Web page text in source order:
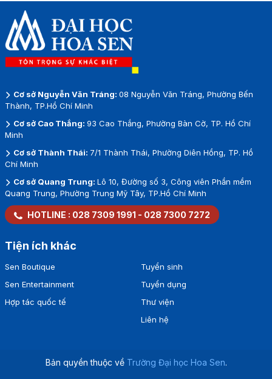
Cơ sở Nguyễn Văn Tráng: 08 Nguyễn Văn Tráng, Phường Bến
Thành, TP.Hồ Chí Minh
Cơ sở Cao Thắng: 93 Cao Thắng, Phường Bàn Cờ, TP. Hồ Chí
Minh
Cơ sở Thành Thái: 7/1 Thành Thái, Phường Diên Hồng, TP. Hồ
Chí Minh
Cơ sở Quang Trung: Lô 10, Đường số 3, Công viên Phần mềm
Quang Trung, Phường Trung Mỹ Tây, TP.Hồ Chí Minh
HOTLINE : 028 7309 1991 - 028 7300 7272
Tiện ích khác
Sen Boutique
Sen Entertainment
Hợp tác quốc tế
Tuyển sinh
Tuyển dụng
Thư viện
Liên hệ
Bản quyền thuộc về Trường Đại học Hoa Sen.